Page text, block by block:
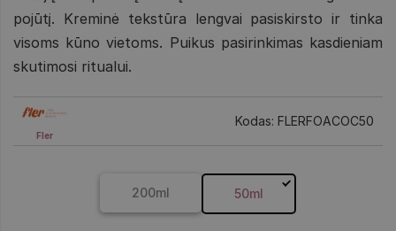
pojūtį. Kreminė tekstūra lengvai pasiskirsto ir tinka
visoms kūno vietoms. Puikus pasirinkimas kasdieniam
skutimosi ritualui.
Fler
Kodas: FLERFOACOC50
200ml 50ml